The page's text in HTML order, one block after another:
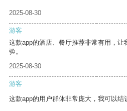
2025-08-30
游客
这款app的酒店、餐厅推荐非常有用，
验。
2025-08-30
游客
这款app的用户群体非常庞大，我可以结